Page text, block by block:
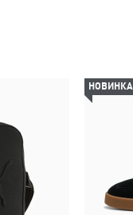
НОВИНКА